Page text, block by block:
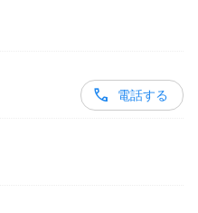
電話する